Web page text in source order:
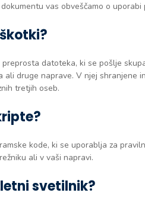
vas obveščamo o
preprosta datoteka, ki se pošlje
ali druge naprave. V njej shranjene
tretjih oseb.
kode, ki se uporablja za
ali v vaši napravi.
svetilnik?